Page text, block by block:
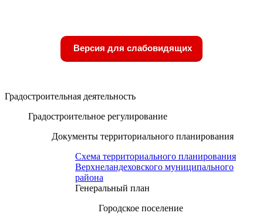
Версия для слабовидящих
Градостроительная деятельность
Градостроительное регулирование
Документы территориального планирования
Схема территориального планирования
Верхнеландеховского муниципального
района
Генеральный план
Городское поселение